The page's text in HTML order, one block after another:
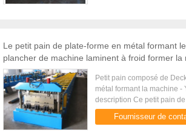
Le petit pain de plate-forme en métal formant
plancher de machine laminent à froid former la
Petit pain composé de
métal formant la machine -
description Ce petit pain
formant la machine est
des plate-formes de ...
Fournisseur de